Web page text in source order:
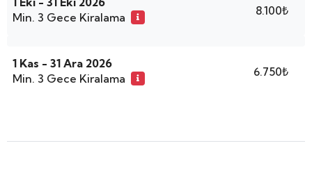
Min. 3 Gece Kiralama
8.100₺
1 Kas - 31 Ara 2026
Min. 3 Gece Kiralama
6.750₺